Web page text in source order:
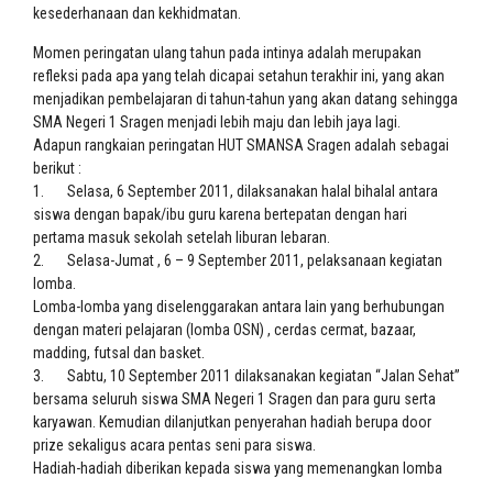
kesederhanaan dan kekhidmatan.
Momen peringatan ulang tahun pada intinya adalah merupakan
refleksi pada apa yang telah dicapai setahun terakhir ini, yang akan
menjadikan pembelajaran di tahun-tahun yang akan datang sehingga
SMA Negeri 1 Sragen menjadi lebih maju dan lebih jaya lagi.
Adapun rangkaian peringatan HUT SMANSA Sragen adalah sebagai
berikut :
1. Selasa, 6 September 2011, dilaksanakan halal bihalal antara
siswa dengan bapak/ibu guru karena bertepatan dengan hari
pertama masuk sekolah setelah liburan lebaran.
2. Selasa-Jumat , 6 – 9 September 2011, pelaksanaan kegiatan
lomba.
Lomba-lomba yang diselenggarakan antara lain yang berhubungan
dengan materi pelajaran (lomba OSN) , cerdas cermat, bazaar,
madding, futsal dan basket.
3. Sabtu, 10 September 2011 dilaksanakan kegiatan “Jalan Sehat”
bersama seluruh siswa SMA Negeri 1 Sragen dan para guru serta
karyawan. Kemudian dilanjutkan penyerahan hadiah berupa door
prize sekaligus acara pentas seni para siswa.
Hadiah-hadiah diberikan kepada siswa yang memenangkan lomba